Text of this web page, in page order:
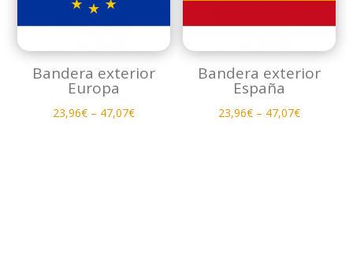
Bandera exterior
Europa
23,96€ – 47,07€
Bandera exterior
España
23,96€– 47,07€